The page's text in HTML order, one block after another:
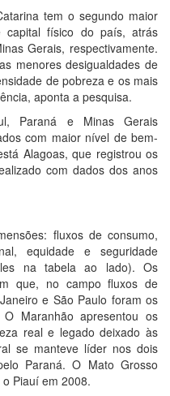
tem o segundo maior
capital físico do país, atrás
Gerais, respectivamente.
menores desigualdades de
de pobreza e os mais
aponta a pesquisa.
Paraná e Minas Gerais
com maior nível de bem-
Alagoas, que registrou os
com dados dos anos
fluxos de consumo,
equidade e seguridade
na tabela ao lado). Os
que, no campo fluxos de
e São Paulo foram os
Maranhão apresentou os
real e legado deixado às
se manteve líder nos dois
Paraná. O Mato Grosso
Piauí em 2008.